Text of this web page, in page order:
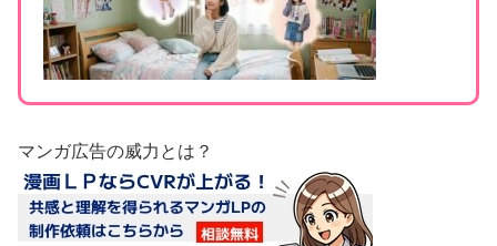
マンガ広告の威力とは？